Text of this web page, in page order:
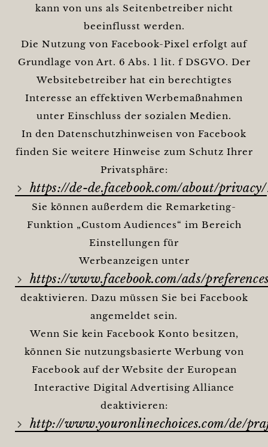
kann von uns als Seitenbetreiber nicht
beeinflusst werden.
Die Nutzung von Facebook-Pixel erfolgt auf
Grundlage von Art. 6 Abs. 1 lit. f DSGVO. Der
Websitebetreiber hat ein berechtigtes
Interesse an effektiven Werbemaßnahmen
unter Einschluss der sozialen Medien.
In den Datenschutzhinweisen von Facebook
finden Sie weitere Hinweise zum Schutz Ihrer
Privatsphäre:
https://de-de.facebook.com/about/privacy/
Sie können außerdem die Remarketing-
Funktion „Custom Audiences“ im Bereich
Einstellungen für
Werbeanzeigen unter
https://www.facebook.com/ads/
deaktivieren. Dazu müssen Sie bei Facebook
angemeldet sein.
Wenn Sie kein Facebook Konto besitzen,
können Sie nutzungsbasierte Werbung von
Facebook auf der Website der European
Interactive Digital Advertising Alliance
deaktivieren:
http://www.youronlinechoices.com/de/